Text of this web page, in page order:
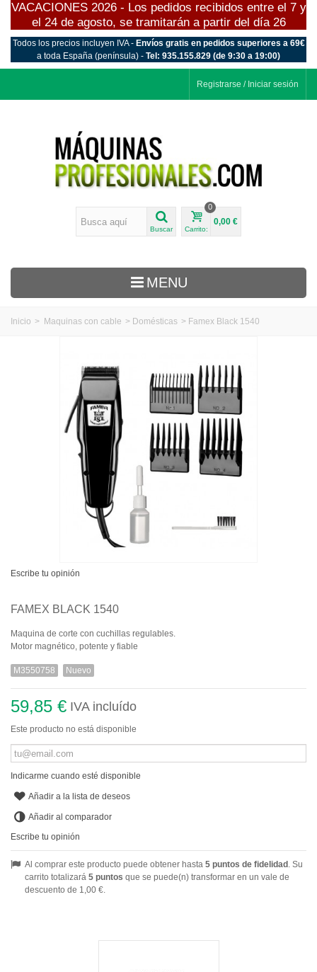
VACACIONES 2026 - Los pedidos recibidos entre el 7 y
el 24 de agosto, se tramitarán a partir del día 26
Todos los precios incluyen IVA - Envíos gratis en pedidos superiores a 69€
a toda España (península) - Tel: 935.155.829 (de 9:30 a 19:00)
Registrarse / Iniciar sesión
Buscar Carrito:
0
0,00 €
MENU
Inicio > Maquinas con cable > Domésticas > Famex Black 1540
Escribe tu opinión
FAMEX BLACK 1540
Maquina de corte con cuchillas regulables.
Motor magnético, potente y fiable
M3550758 Nuevo
59,85 € IVA incluído
Este producto no está disponible
Indicarme cuando esté disponible
Añadir a la lista de deseos
Añadir al comparador
Escribe tu opinión
Al comprar este producto puede obtener hasta 5 puntos de fidelidad . Su
carrito totalizará 5 puntos que se puede(n) transformar en un vale de
descuento de 1,00 €.